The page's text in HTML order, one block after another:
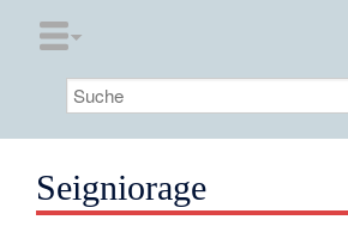
Seigniorage